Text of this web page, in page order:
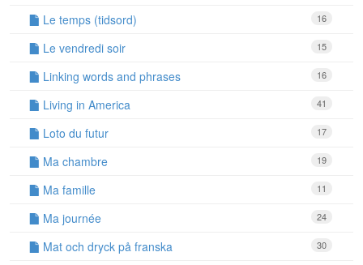
16
Le temps (tidsord)
15
Le vendredi soir
16
Linking words and phrases
41
Living in America
17
Loto du futur
19
Ma chambre
11
Ma famille
24
Ma journée
30
Mat och dryck på franska